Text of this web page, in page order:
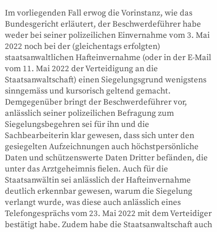
Im vorliegenden Fall erwog die Vorinstanz, wie das
Bundesgericht erläutert, der Beschwerdeführer habe
weder bei seiner polizeilichen Einvernahme vom 3. Mai
2022 noch bei der (gleichentags erfolgten)
staatsanwaltlichen Hafteinvernahme (oder in der E-Mail
vom 11. Mai 2022 der Verteidigung an die
Staatsanwaltschaft) einen Siegelungsgrund wenigstens
sinngemäss und kursorisch geltend gemacht.
Demgegenüber bringt der Beschwerdeführer vor,
anlässlich seiner polizeilichen Befragung zum
Siegelungsbegehren sei für ihn und die
Sachbearbeiterin klar gewesen, dass sich unter den
gesiegelten Aufzeichnungen auch höchstpersönliche
Daten und schützenswerte Daten Dritter befänden, die
unter das Arztgeheimnis fielen. Auch für die
Staatsanwältin sei anlässlich der Hafteinvernahme
deutlich erkennbar gewesen, warum die Siegelung
verlangt wurde, was diese auch anlässlich eines
Telefongesprächs vom 23. Mai 2022 mit dem Verteidiger
bestätigt habe. Zudem habe die Staatsanwaltschaft auch